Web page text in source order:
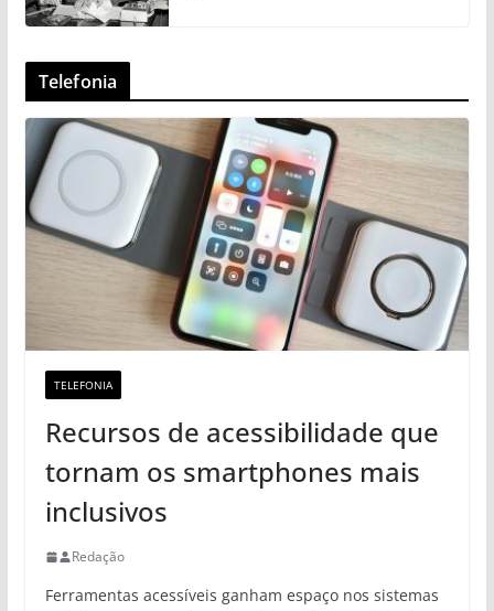
Telefonia
TELEFONIA
Recursos de acessibilidade que
tornam os smartphones mais
inclusivos
Redação
Ferramentas acessíveis ganham espaço nos sistemas